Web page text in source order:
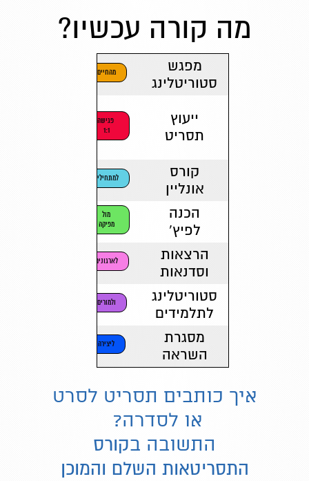
מה קורה עכשיו?
מפגש
סטוריטלינג
מהחיים
ייעוץ
תסריט
פגישה
1:1
קורס
אונליין
למתחילים
הכנה
לפיץ'
מול
מפיקה
הרצאות
וסדנאות
לארגונים
סטוריטלינג
לתלמידים
ולמורים
מסגרת
השראה
ליצירה
איך כותבים תסריט לסרט
או לסדרה?
התשובה בקורס
התסריטאות השלם והמוכן